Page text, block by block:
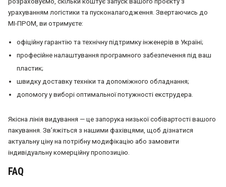
урахуванням логістики та пусконалагодження. Звертаючись до
МІ-ПРОМ, ви отримуєте:
офіційну гарантію та технічну підтримку інженерів в Україні;
професійне налаштування програмного забезпечення під ваш
пластик;
швидку доставку техніки та допоміжного обладнання;
допомогу у виборі оптимальної потужності екструдера.
Якісна лінія видування — це запорука низької собівартості вашого
пакування. Зв’яжіться з нашими фахівцями, щоб дізнатися
актуальну ціну на потрібну модифікацію або замовити
індивідуальну комерційну пропозицію.
FAQ